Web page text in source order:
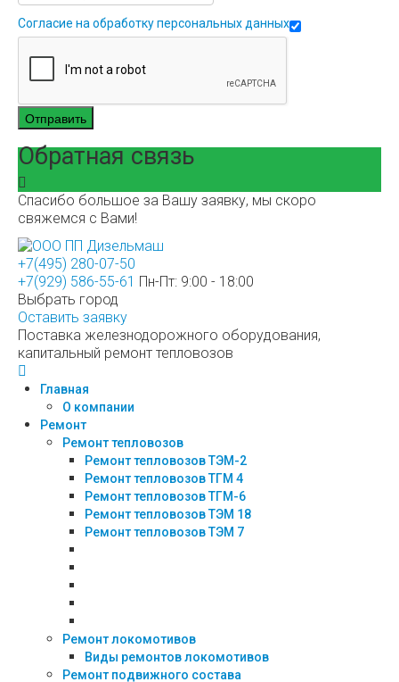
Согласие на обработку персональных данных
Отправить
Обратная связь
Спасибо большое за Вашу заявку, мы скоро
свяжемся с Вами!
+7(495) 280-07-50
+7(929) 586-55-61 Пн-Пт: 9:00 - 18:00
Выбрать город
Оставить заявку
Поставка железнодорожного оборудования,
капитальный ремонт тепловозов
Главная
О компании
Ремонт
Ремонт тепловозов
Ремонт тепловозов ТЭМ-2
Ремонт тепловозов ТГМ 4
Ремонт тепловозов ТГМ-6
Ремонт тепловозов ТЭМ 18
Ремонт тепловозов ТЭМ 7
Ремонт локомотивов
Виды ремонтов локомотивов
Ремонт подвижного состава